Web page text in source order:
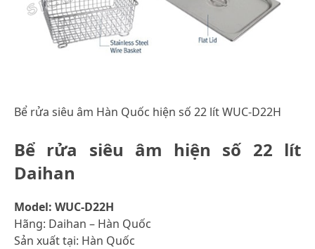
Bể rửa siêu âm Hàn Quốc hiện số 22 lít WUC-D22H
Bể rửa siêu âm hiện số 22 lít
Daihan
Model: WUC-D22H
Hãng: Daihan – Hàn Quốc
Sản xuất tại: Hàn Quốc